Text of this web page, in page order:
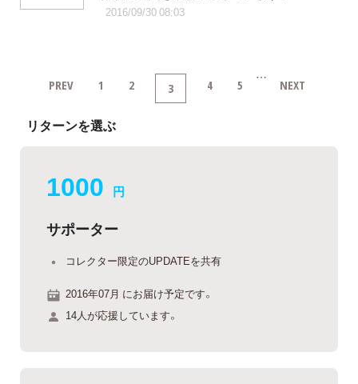
2016/09/30 08:03
PREV 1 2 3 4 5 … NEXT
リターンを選ぶ
1000 円
サポーター
コレクター限定のUPDATEを共有
2016年07月 にお届け予定です。
14人が応援しています。